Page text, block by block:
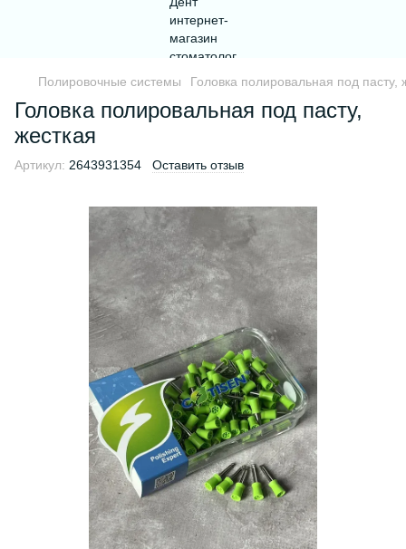
Полировочные системы Головка полировальная под пасту,
Головка полировальная под пасту,
жесткая
Артикул: 2643931354 Оставить отзыв